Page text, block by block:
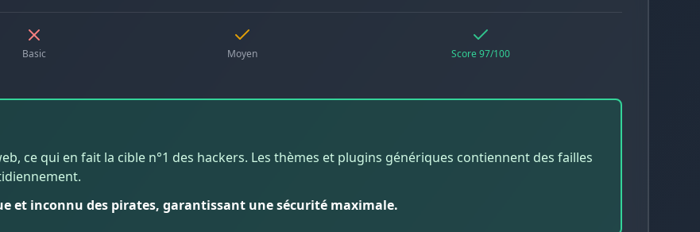
Basic Moyen Score 97/100
ce qui en fait la cible n°1 des hackers. Les thèmes et plugins génériques contiennent des failles
et inconnu des pirates, garantissant une sécurité maximale.